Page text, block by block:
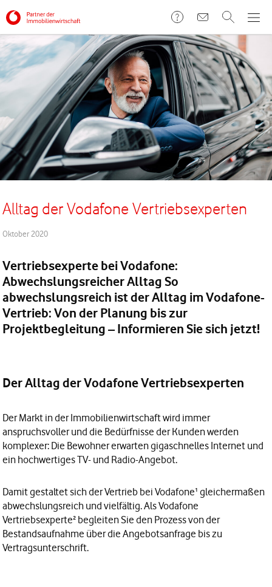
Alltag der Vodafone Vertriebsexperten
Oktober 2020
Vertriebsexperte bei Vodafone:
Abwechslungsreicher Alltag So
abwechslungsreich ist der Alltag im Vodafone-
Vertrieb: Von der Planung bis zur
Projektbegleitung – Informieren Sie sich jetzt!
Der Alltag der Vodafone Vertriebsexperten
Der Markt in der Immobilienwirtschaft wird immer
anspruchsvoller und die Bedürfnisse der Kunden werden
komplexer: Die Bewohner erwarten gigaschnelles Internet und
ein hochwertiges TV- und Radio-Angebot.
Damit gestaltet sich der Vertrieb bei Vodafone¹ gleichermaßen
abwechslungsreich und vielfältig. Als Vodafone
Vertriebsexperte² begleiten Sie den Prozess von der
Bestandsaufnahme über die Angebotsanfrage bis zu
Vertragsunterschrift.